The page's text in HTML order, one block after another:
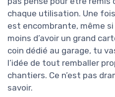
chaque utilisation. Une
est encombrante, même
moins d’avoir un grand
coin dédié au garage, tu
l’idée de tout remballer
chantiers. Ce n’est pas
savoir.